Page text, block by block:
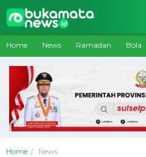
Home News Ramadan Bola
Home News